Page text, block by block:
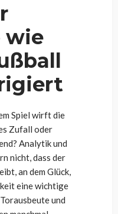
wie
Spiel wirft die
Zufall oder
Analytik und
nicht, dass der
an dem Glück,
eine wichtige
und